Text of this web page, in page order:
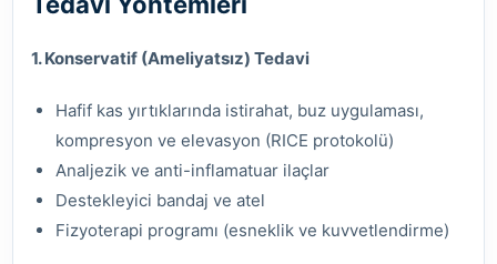
1. Konservatif (Ameliyatsız) Tedavi
Hafif kas yırtıklarında istirahat, buz uygulaması,
kompresyon ve elevasyon (RICE protokolü)
Analjezik ve anti-inflamatuar ilaçlar
Destekleyici bandaj ve atel
Fizyoterapi programı (esneklik ve kuvvetlendirme)